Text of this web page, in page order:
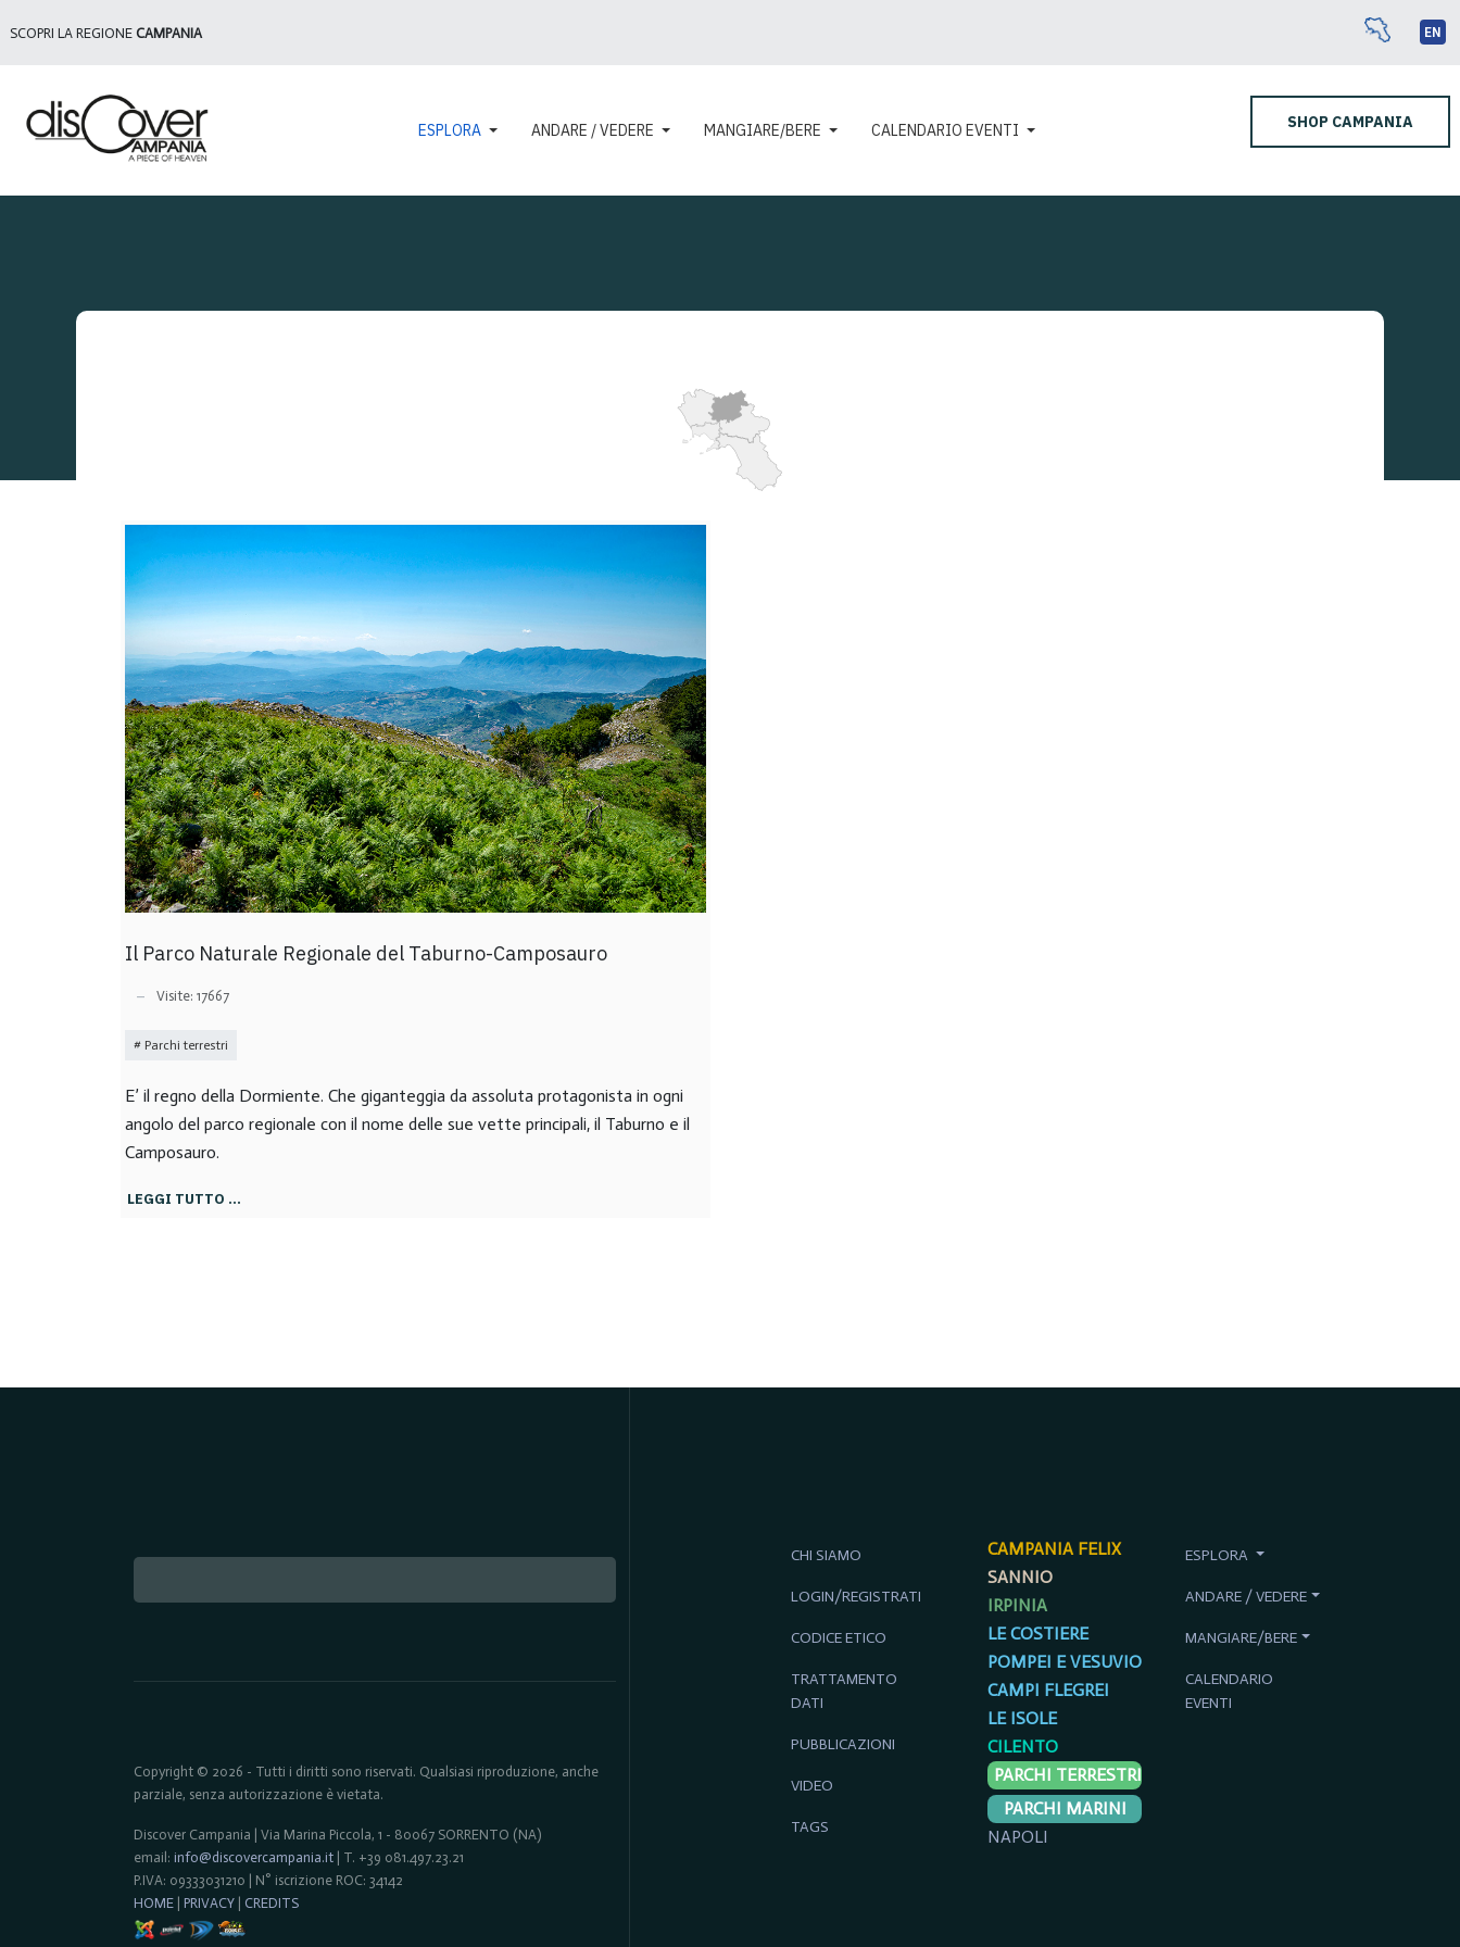
SCOPRI LA REGIONE CAMPANIA EN
ESPLORA ANDARE / VEDERE MANGIARE/BERE CALENDARIO EVENTI SHOP CAMPANIA
Il Parco Naturale Regionale del Taburno-Camposauro
Visite: 17667
Parchi terrestri
E’ il regno della Dormiente. Che giganteggia da assoluta protagonista in ogni
angolo del parco regionale con il nome delle sue vette principali, il Taburno e il
Camposauro.
LEGGI TUTTO …
Copyright © 2026 - Tutti i diritti sono riservati. Qualsiasi riproduzione, anche
parziale, senza autorizzazione è vietata.
Discover Campania | Via Marina Piccola, 1 - 80067 SORRENTO (NA)
email: info@discovercampania.it | T. +39 081.497.23.21
P.IVA: 09333031210 | N° iscrizione ROC: 34142
HOME
PRIVACY CREDITS
CHI SIAMO
LOGIN/REGISTRATI
CODICE ETICO
TRATTAMENTO
DATI
PUBBLICAZIONI
VIDEO
TAGS
CAMPANIA FELIX
SANNIO
IRPINIA
LE COSTIERE
POMPEI E VESUVIO
CAMPI FLEGREI
LE ISOLE
CILENTO
PARCHI TERRESTRI
PARCHI MARINI
NAPOLI
ESPLORA
ANDARE / VEDERE
MANGIARE/BERE
CALENDARIO
EVENTI